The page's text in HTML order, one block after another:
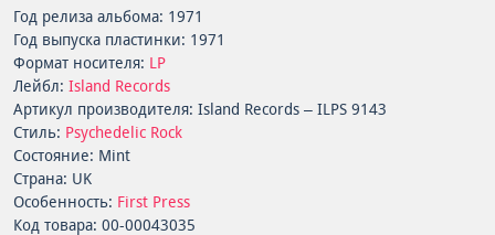
Год релиза альбома: 1971
Год выпуска пластинки: 1971
Формат носителя: LP
Лейбл: Island Records
Артикул производителя: Island Records – ILPS 9143
Стиль: Psychedelic Rock
Состояние: Mint
Страна: UK
Особенность: First Press
Код товара: 00-00043035